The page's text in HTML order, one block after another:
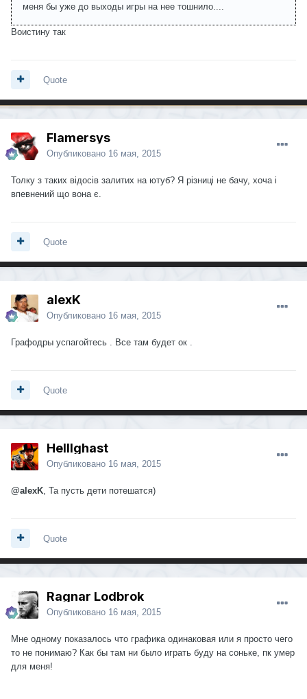
меня бы уже до выходы игры на нее тошнило....
Воистину так
Quote
Flamersys
Опубликовано 16 мая, 2015
Толку з таких відосів залитих на ютуб? Я різниці не бачу, хоча і
впевнений що вона є.
Quote
alexK
Опубликовано 16 мая, 2015
Графодры успагойтесь . Все там будет ок .
Quote
Helllghast
Опубликовано 16 мая, 2015
@alexK , Та пусть дети потешатся)
Quote
Ragnar Lodbrok
Опубликовано 16 мая, 2015
Мне одному показалось что графика одинаковая или я просто чего
то не понимаю? Как бы там ни было играть буду на соньке, пк умер
для меня!